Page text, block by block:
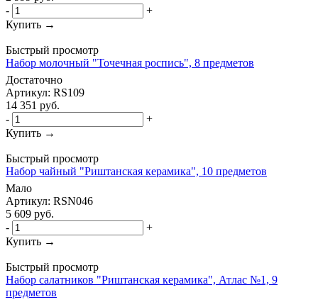
-
+
Купить →
Быстрый просмотр
Набор молочный "Точечная роспись", 8 предметов
Достаточно
Артикул: RS109
14 351 руб.
-
+
Купить →
Быстрый просмотр
Набор чайный "Риштанская керамика", 10 предметов
Мало
Артикул: RSN046
5 609 руб.
-
+
Купить →
Быстрый просмотр
Набор салатников "Риштанская керамика", Атлас №1, 9
предметов